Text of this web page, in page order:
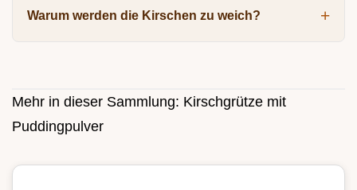
Warum werden die Kirschen zu weich?
Mehr in dieser Sammlung: Kirschgrütze mit
Puddingpulver